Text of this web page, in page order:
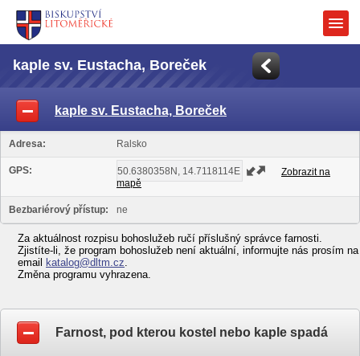
kaple sv. Eustacha, Boreček
kaple sv. Eustacha, Boreček
Adresa: Ralsko
GPS:
Zobrazit na
mapě
Bezbariérový přístup: ne
Za aktuálnost rozpisu bohoslužeb ručí příslušný správce farnosti.
Zjistíte-li, že program bohoslužeb není aktuální, informujte nás prosím na
email
katalog@dltm.cz.
Změna programu vyhrazena.
Farnost, pod kterou kostel nebo kaple spadá